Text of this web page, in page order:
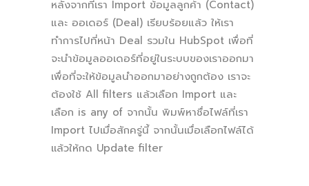
หลังจากที่เรา Import ข้อมูลลูกค้า (Contact)
และ ออเดอร์ (Deal) เรียบร้อยแล้ว ให้เรา
ทำการไปที่หน้า Deal รวมใน HubSpot เพื่อที่
จะนำข้อมูลออเดอร์ที่อยู่ในระบบของเราออกมา
เพื่อที่จะให้ข้อมูลนำออกมาอย่างถูกต้อง เราจะ
ต้องใช้ All filters แล้วเลือก Import และ
เลือก is any of จากนั้น พิมพ์หาชื่อไฟล์ที่เรา
Import ไปเมื่อสักครู่นี้ จากนั้นเมื่อเลือกไฟล์ได้
เเล้วให้กด Update filter